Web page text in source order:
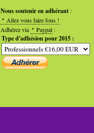
Nous soutenir en adhérant :
Allez vous faire fous !
Adhérez via
Paypal :
Type d'adhésion pour 2015 :